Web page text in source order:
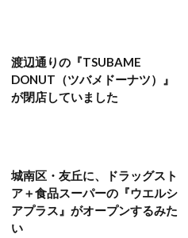
渡辺通りの『TSUBAME
DONUT（ツバメドーナツ）』
が閉店していました
城南区・友丘に、ドラッグスト
ア＋食品スーパーの『ウエルシ
アプラス』がオープンするみた
い